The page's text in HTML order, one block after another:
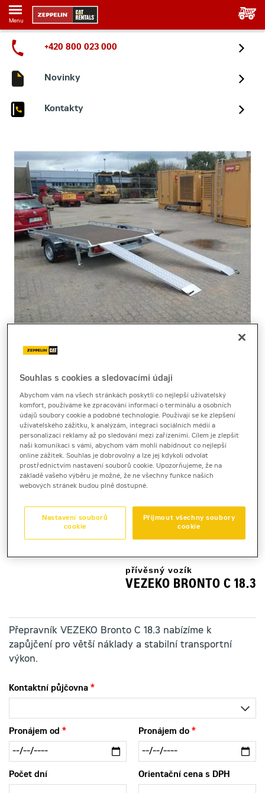
Menu
+420 800 023 000
Novinky
Kontakty
1 - 22 dnů
1 120 Kč bez DPH
1 355 Kč s DPH
23 a více dnů
1 120 Kč bez DPH
přívěsný vozík
VEZEKO BRONTO C 18.3
Přepravník VEZEKO Bronto C 18.3 nabízíme k
zapůjčení pro větší náklady a stabilní transportní
výkon.
Kontaktní půjčovna
Pronájem od Pronájem do
Počet dní Orientační cena s DPH
Souhlas s cookies a sledovacími údaji
Abychom vám na všech stránkách poskytli co nejlepší uživatelský
komfort, používáme ke zpracování informací o terminálu a osobních
údajů soubory cookie a podobné technologie. Používají se ke zlepšení
uživatelského zážitku, k analýzám, integraci sociálních médií a
personalizaci reklamy až po sledování mezi zařízeními. Cílem je zlepšit
naši komunikaci s vámi, abychom vám mohli nabídnout co nejlepší
online zážitek. Souhlas je dobrovolný a lze jej kdykoli odvolat
prostřednictvím nastavení souborů cookie. Upozorňujeme, že na
základě vašeho výběru je možné, že ne všechny funkce našich
webových stránek budou plně dostupné.
Přijmout všechny soubory
cookie
Nastavení souborů
cookie